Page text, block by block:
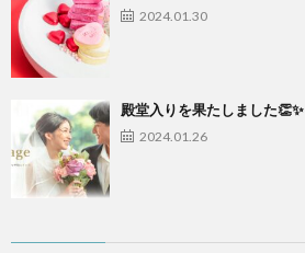
2024.01.30
殿堂入りを果たしました👏✨
2024.01.26